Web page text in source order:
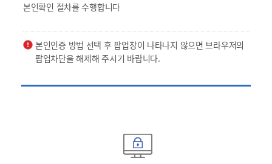
본인확인 절차를 수행합니다
본인인증 방법 선택 후 팝업창이 나타나지 않으면 브라우저의
팝업차단을 해제해 주시기 바랍니다.